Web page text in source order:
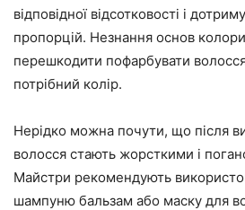
відповідної відсотковості і
пропорцій. Незнання основ
перешкодити пофарбувати
потрібний колір.
Нерідко можна почути, що після
волосся стають жорсткими і
Майстри рекомендують
шампуню бальзам або маску для